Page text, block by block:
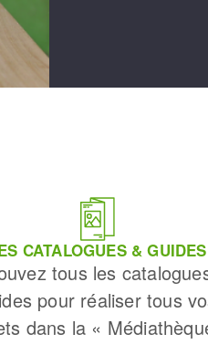
CATALOGUES & GUIDES
tous les
pour réaliser tous
dans la «